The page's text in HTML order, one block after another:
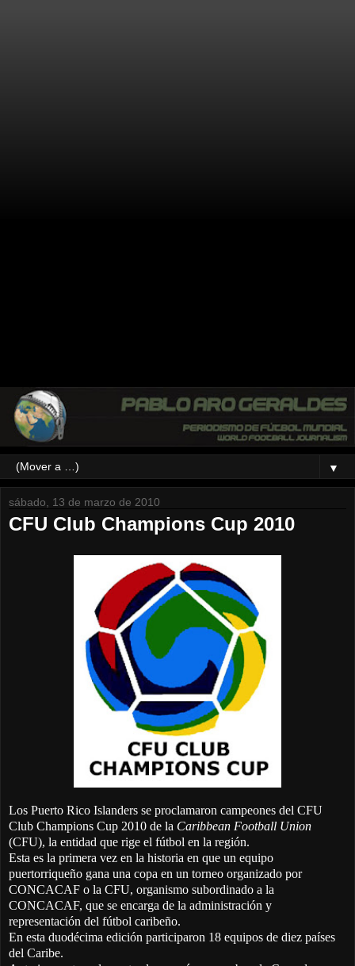
▼
sábado, 13 de marzo de 2010
CFU Club Champions Cup 2010
Los Puerto Rico Islanders se proclamaron campeones del CFU
Club Champions Cup 2010 de la Caribbean Football Union
(CFU), la entidad que rige el fútbol en la región.
Esta es la primera vez en la historia en que un equipo
puertorriqueño gana una copa en un torneo organizado por
CONCACAF o la CFU, organismo subordinado a la
CONCACAF, que se encarga de la administración y
representación del fútbol caribeño.
En esta duodécima edición participaron 18 equipos de diez países
del Caribe.